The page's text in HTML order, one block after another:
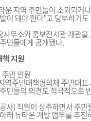
지역 주민들이 소외되거
이 돼야 한다”고 당부하기도
무소와 홍보전시관 개관
민들에게 공개됐다.
지원
민 민원
역주민대책협의체 주민대
민들의 의견도 적극적으로
사) 직원이 상주하면서 주
래 뉴타운 개발 업무를 추진